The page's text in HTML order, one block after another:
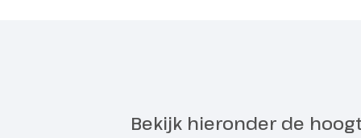
Bekijk hieronder de